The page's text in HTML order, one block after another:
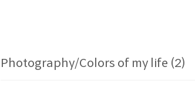
Photography/Colors of my life (2)